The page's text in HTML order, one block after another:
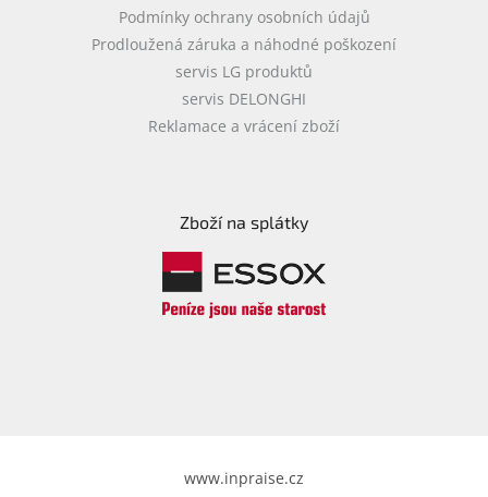
Podmínky ochrany osobních údajů
Prodloužená záruka a náhodné poškození
servis LG produktů
servis DELONGHI
Reklamace a vrácení zboží
Zboží na splátky
www.inpraise.cz